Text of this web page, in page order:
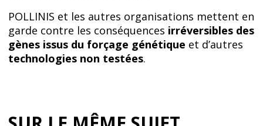
POLLINIS et les autres organisations mettent en
garde contre les conséquences irréversibles des
gènes issus du forçage génétique et d’autres
technologies non testées.